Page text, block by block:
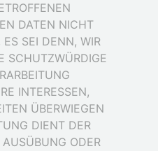
DATEN NICHT
ES SEI DENN, WIR
SCHUTZWÜRDIGE
INTERESSEN,
ÜBERWIEGEN
DIENT DER
ODER